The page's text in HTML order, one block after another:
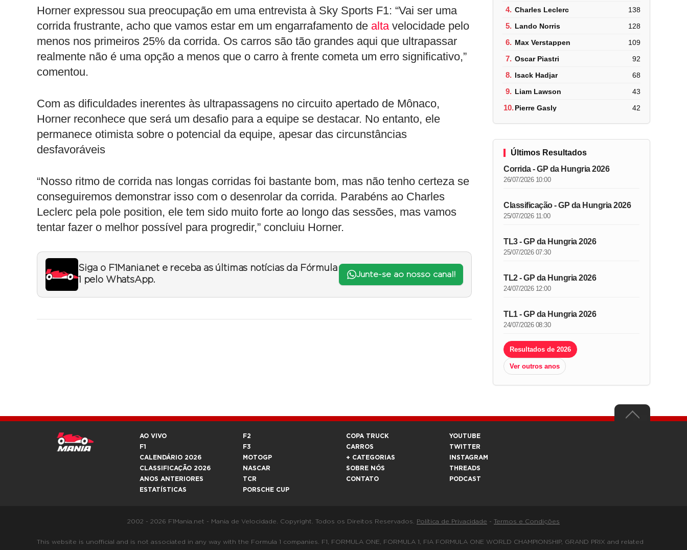
Horner expressou sua preocupação em uma entrevista à Sky Sports F1: “Vai ser uma
corrida frustrante, acho que vamos estar em um engarrafamento de altavelocidade pelo
menos nos primeiros 25% da corrida. Os carros são tão grandes aqui que ultrapassar
realmente não é uma opção a menos que o carro à frente cometa um erro significativo,”
comentou.
Com as dificuldades inerentes às ultrapassagens no circuito apertado de Mônaco,
Horner reconhece que será um desafio para a equipe se destacar. No entanto, ele
permanece otimista sobre o potencial da equipe, apesar das circunstâncias
desfavoráveis
“Nosso ritmo de corrida nas longas corridas foi bastante bom, mas não tenho certeza se
conseguiremos demonstrar isso com o desenrolar da corrida. Parabéns ao Charles
Leclerc pela pole position, ele tem sido muito forte ao longo das sessões, mas vamos
tentar fazer o melhor possível para progredir,” concluiu Horner.
Siga o F1Mania.net e receba as últimas notícias da Fórmula
1 pelo WhatsApp.
Junte-se ao nosso canal!
4. Charles Leclerc 138
5. Lando Norris 128
6. Max Verstappen 109
7. Oscar Piastri 92
8. Isack Hadjar 68
9. Liam Lawson 43
10.Pierre Gasly 42
Últimos Resultados
Corrida - GP da Hungria 2026
26/07/2026 10:00
Classificação - GP da Hungria 2026
25/07/2026 11:00
TL3 - GP da Hungria 2026
25/07/2026 07:30
TL2 - GP da Hungria 2026
24/07/2026 12:00
TL1 - GP da Hungria 2026
24/07/2026 08:30
Resultados de 2026
Ver outros anos
AO VIVO
F1
CALENDÁRIO 2026
CLASSIFICAÇÃO 2026
ANOS ANTERIORES
ESTATÍSTICAS
F2
F3
MOTOGP
NASCAR
TCR
PORSCHE CUP
COPA TRUCK
CARROS
+ CATEGORIAS
SOBRE NÓS
CONTATO
YOUTUBE
TWITTER
INSTAGRAM
THREADS
PODCAST
2002 - 2026 F1Mania.net - Mania de Velocidade. Copyright. Todos os Direitos Reservados. Política de Privacidade - Termos e Condições
This website is unofficial and is not associated in any way with the Formula 1 companies. F1, FORMULA ONE, FORMULA 1, FIA FORMULA ONE WORLD CHAMPIONSHIP, GRAND PRIX and related